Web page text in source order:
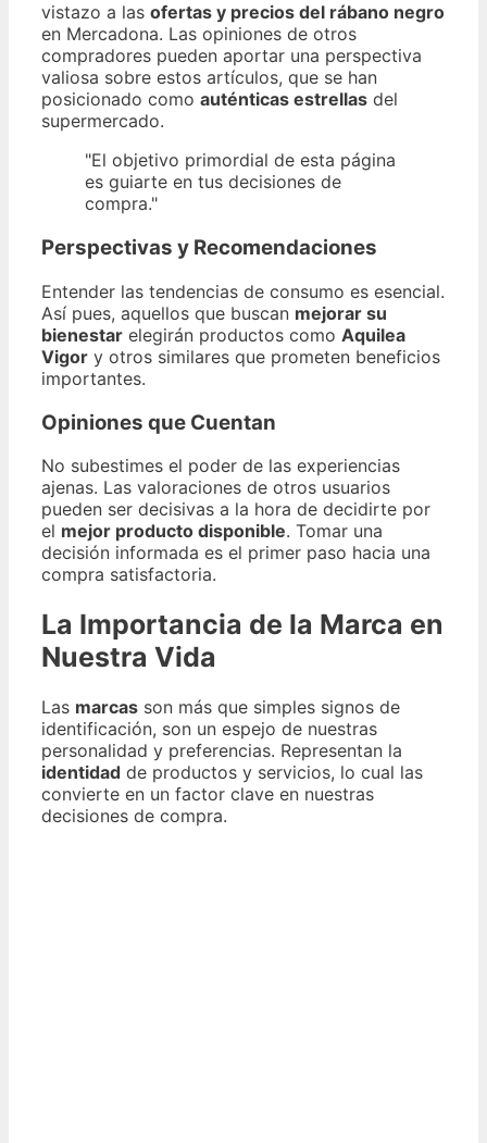
vistazo a las ofertas y precios del rábano negro
en Mercadona. Las opiniones de otros
compradores pueden aportar una perspectiva
valiosa sobre estos artículos, que se han
posicionado como auténticas estrellas del
supermercado.
"El objetivo primordial de esta página
es guiarte en tus decisiones de
compra."
Perspectivas y Recomendaciones
Entender las tendencias de consumo es esencial.
Así pues, aquellos que buscan mejorar su
bienestar elegirán productos como Aquilea
Vigor y otros similares que prometen beneficios
importantes.
Opiniones que Cuentan
No subestimes el poder de las experiencias
ajenas. Las valoraciones de otros usuarios
pueden ser decisivas a la hora de decidirte por
el mejor producto disponible. Tomar una
decisión informada es el primer paso hacia una
compra satisfactoria.
La Importancia de la Marca en
Nuestra Vida
Las marcas son más que simples signos de
identificación, son un espejo de nuestras
personalidad y preferencias. Representan la
identidad de productos y servicios, lo cual las
convierte en un factor clave en nuestras
decisiones de compra.